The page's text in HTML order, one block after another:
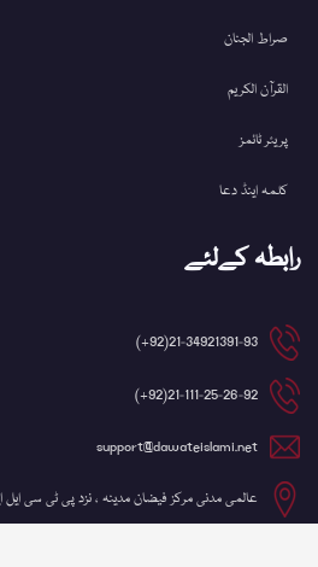
صراط الجنان
القرآن الکریم
پریئر ٹائمز
کلمہ اینڈ دعا
رابطہ کےلئے
21-34921391-93(92+)
21-111-25-26-92(92+)
support@dawateislami.net
عالمی مدنی مرکز فیضان مدینہ ، نزد پی ٹی سی ایل